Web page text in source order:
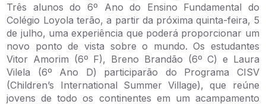
Três alunos do 6º Ano do Ensino Fundamental do
Colégio Loyola terão, a partir da próxima quinta-feira, 5
de julho, uma experiência que poderá proporcionar um
novo ponto de vista sobre o mundo. Os estudantes
Vitor Amorim (6º F), Breno Brandão (6º C) e Laura
Vilela (6º Ano D) participarão do Programa CISV
(Children’s International Summer Village), que reúne
jovens de todo os continentes em um acampamento